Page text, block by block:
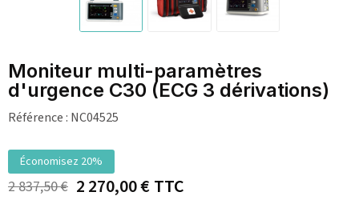
Moniteur multi-paramètres
d'urgence C30 (ECG 3 dérivations)
Référence : NC04525
Économisez 20%
2 837,50 € 2 270,00 €TTC